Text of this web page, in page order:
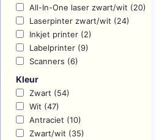
All-In-One laser zwart/wit (20)
Laserpinter zwart/wit (24)
Inkjet printer (2)
Labelprinter (9)
Scanners (6)
Kleur
Zwart (54)
Wit (47)
Antraciet (10)
Zwart/wit (35)